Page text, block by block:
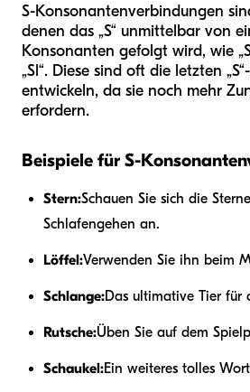
S-Konsonantenverbindungen
denen das „S“ unmittelbar von
Konsonanten gefolgt wird, wie
„Sl“. Diese sind oft die letzten
entwickeln, da sie noch mehr
erfordern.
Beispiele für S-
Stern:Schauen Sie sich die
Schlafengehen an.
Löffel:Verwenden Sie ihn beim
Schlange:Das ultimative Tier für
Rutsche:Üben Sie auf dem
Schaukel:Ein weiteres tolles